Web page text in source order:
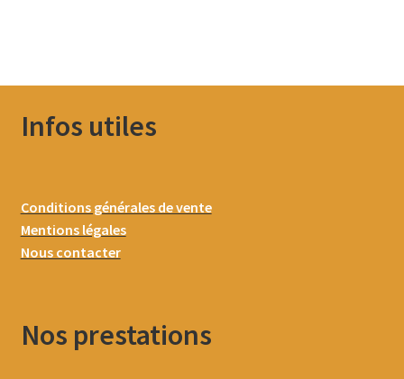
Infos utiles
Conditions générales de vente
Mentions légales
Nous contacter
Nos prestations